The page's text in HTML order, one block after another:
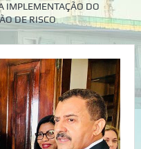
IMPLEMENTAÇÃO DO
DE RISCO